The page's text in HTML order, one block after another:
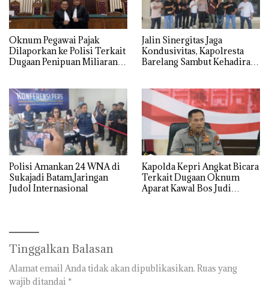
Oknum Pegawai Pajak
Dilaporkan ke Polisi Terkait
Dugaan Penipuan Miliaran
Jalin Sinergitas Jaga
Kondusivitas, Kapolresta
Barelang Sambut Kehadiran
Polisi Amankan 24 WNA di
Sukajadi Batam,Jaringan
Judol Internasional
‎Kapolda Kepri Angkat Bicara
Terkait Dugaan Oknum
Aparat Kawal Bos Judi
Tinggalkan Balasan
Alamat email Anda tidak akan dipublikasikan. Ruas yang
wajib ditandai *